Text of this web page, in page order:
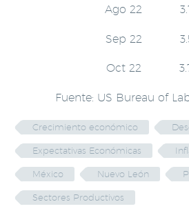
Ago 22
Sep 22
Oct 22
Fuente: US Bureau of
Crecimiento económico
Expectativas Económicas
México Nuevo León
Sectores Productivos